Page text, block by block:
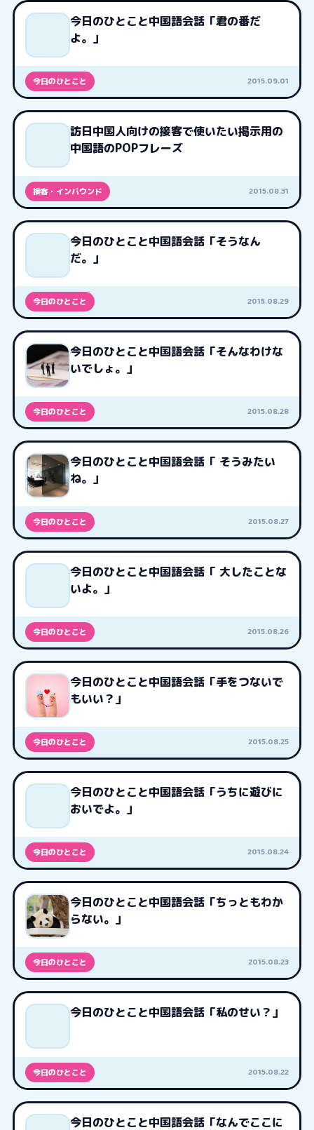
今日のひとこと中国語会話「君の番だ
よ。」
今日のひとこと 2015.09.01
訪日中国人向けの接客で使いたい掲示用の
中国語のPOPフレーズ
接客・インバウンド 2015.08.31
今日のひとこと中国語会話「そうなん
だ。」
今日のひとこと 2015.08.29
今日のひとこと中国語会話「そんなわけな
いでしょ。」
今日のひとこと 2015.08.28
今日のひとこと中国語会話「 そうみたい
ね。」
今日のひとこと 2015.08.27
今日のひとこと中国語会話「 大したことな
いよ。」
今日のひとこと 2015.08.26
今日のひとこと中国語会話「手をつないで
もいい？」
今日のひとこと 2015.08.25
今日のひとこと中国語会話「うちに遊びに
おいでよ。」
今日のひとこと 2015.08.24
今日のひとこと中国語会話「ちっともわか
らない。」
今日のひとこと 2015.08.23
今日のひとこと中国語会話「私のせい？」
今日のひとこと 2015.08.22
今日のひとこと中国語会話「なんでここに